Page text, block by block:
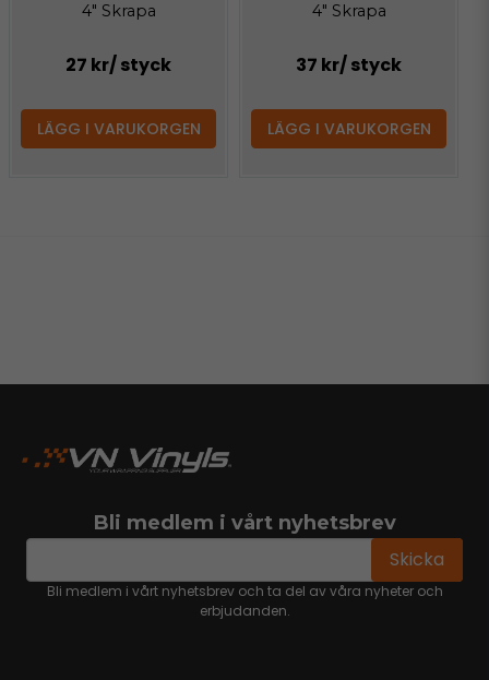
4" Skrapa
27 kr/ styck
LÄGG I VARUKORGEN
4" Skrapa
37 kr/ styck
LÄGG I VARUKORGEN
Bli medlem i vårt nyhetsbrev
email Skicka
Bli medlem i vårt nyhetsbrev och ta del av våra nyheter och
erbjudanden.